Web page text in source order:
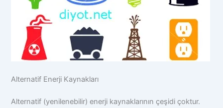
Alternatif Enerji Kaynakları
Alternatif (yenilenebilir) enerji kaynaklarının çeşidi çoktur.